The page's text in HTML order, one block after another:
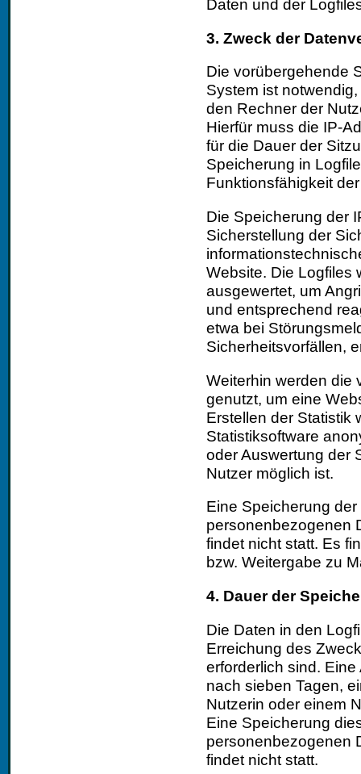
Daten und der
3. Zweck der
Die vorübergehende
System ist
den Rechner der
Hierfür muss die IP-
für die Dauer der
Speicherung in
Funktionsfähigkeit
Die Speicherung der
Sicherstellung der
Website. Die Logfiles
ausgewertet, um
und entsprechend
etwa bei
Sicherheitsvorfällen,
Weiterhin werden die
genutzt, um eine
Erstellen der Statistik
Statistiksoftware
oder Auswertung der
Nutzer möglich ist.
Eine Speicherung
personenbezogenen
findet nicht statt. Es
bzw. Weitergabe zu
4. Dauer der
Die Daten in den
Erreichung des
erforderlich sind.
nach sieben Tagen,
Nutzerin oder einem
Eine Speicherung
personenbezogenen
findet nicht statt.